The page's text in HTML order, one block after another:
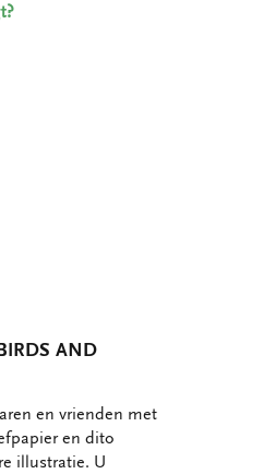
AAN VERLANGLIJST
AND
en vrienden met
en dito
illustratie. U